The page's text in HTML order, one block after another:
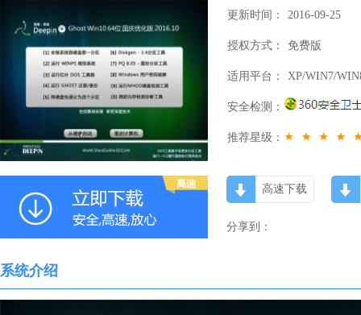
更新时间： 2016-09-25
授权方式： 免费版
适用平台： XP/WIN7/
安全检测：
推荐星级：
高速下载
分享到：
系统介绍